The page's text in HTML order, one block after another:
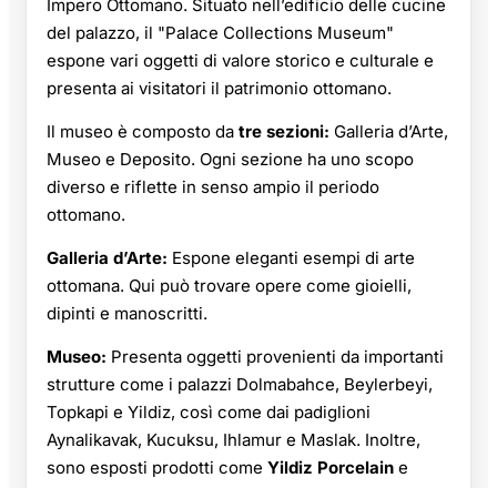
Impero Ottomano. Situato nell’edificio delle cucine
del palazzo, il "Palace Collections Museum"
espone vari oggetti di valore storico e culturale e
presenta ai visitatori il patrimonio ottomano.
Il museo è composto da tre sezioni: Galleria d’Arte,
Museo e Deposito. Ogni sezione ha uno scopo
diverso e riflette in senso ampio il periodo
ottomano.
Galleria d’Arte: Espone eleganti esempi di arte
ottomana. Qui può trovare opere come gioielli,
dipinti e manoscritti.
Museo: Presenta oggetti provenienti da importanti
strutture come i palazzi Dolmabahce, Beylerbeyi,
Topkapi e Yildiz, così come dai padiglioni
Aynalikavak, Kucuksu, Ihlamur e Maslak. Inoltre,
sono esposti prodotti come Yildiz Porcelain e